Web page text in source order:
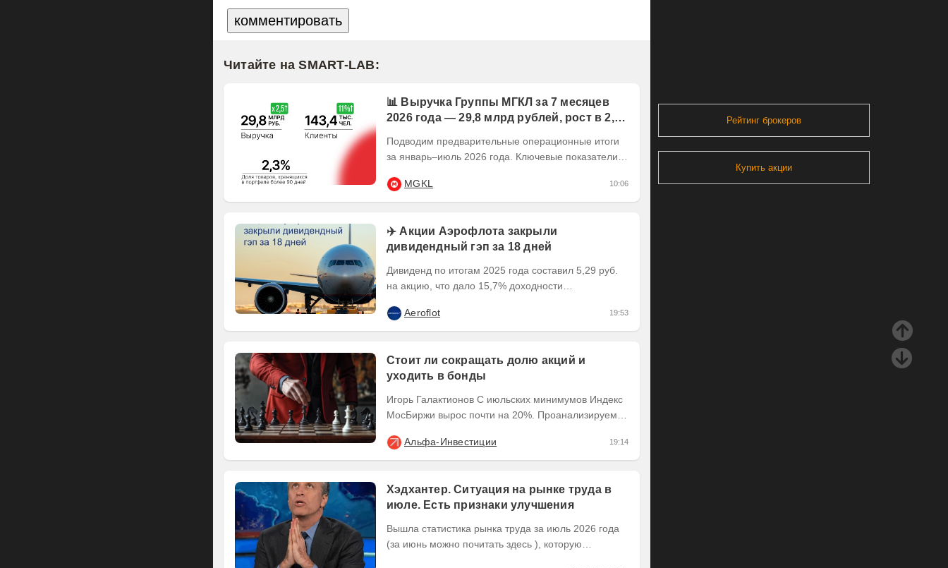
Читайте на SMART-LAB:
📊 Выручка Группы МГКЛ за 7 месяцев
2026 года — 29,8 млрд рублей, рост в 2,5
Подводим предварительные операционные итоги
за январь–июль 2026 года. Ключевые показатели:
MGKL
10:06
✈️ Акции Аэрофлота закрыли
дивидендный гэп за 18 дней
Дивиденд по итогам 2025 года составил 5,29 руб.
на акцию, что дало 15,7% доходности
2026 года перед...
Aeroflot 19:53
Стоит ли сокращать долю акций и
уходить в бонды
Игорь Галактионов С июльских минимумов Индекс
МосБиржи вырос почти на 20%. Проанализируем,
тактически...
Альфа-Инвестиции 19:14
Хэдхантер. Ситуация на рынке труда в
июле. Есть признаки улучшения
Вышла статистика рынка труда за июль 2026 года
(за июнь можно почитать здесь ), которую
Рейтинг брокеров
Купить акции